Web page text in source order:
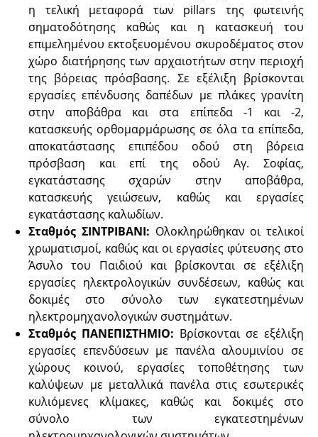
η τελική μεταφορά των pillars της φωτεινής
σηματοδότησης καθώς και η κατασκευή του
επιμελημένου εκτοξευομένου σκυροδέματος στον
χώρο διατήρησης των αρχαιοτήτων στην περιοχή
της βόρειας πρόσβασης. Σε εξέλιξη βρίσκονται
εργασίες επένδυσης δαπέδων με πλάκες γρανίτη
στην αποβάθρα και στα επίπεδα -1 και -2,
κατασκευής ορθομαρμάρωσης σε όλα τα επίπεδα,
αποκατάστασης επιπέδου οδού στη βόρεια
πρόσβαση και επί της οδού Αγ. Σοφίας,
εγκατάστασης σχαρών στην αποβάθρα,
κατασκευής γειώσεων, καθώς και εργασίες
εγκατάστασης καλωδίων.
Σταθμός ΣΙΝΤΡΙΒΑΝΙ: Ολοκληρώθηκαν οι τελικοί
χρωματισμοί, καθώς και οι εργασίες φύτευσης στο
Άσυλο του Παιδιού και βρίσκονται σε εξέλιξη
εργασίες ηλεκτρολογικών συνδέσεων, καθώς και
δοκιμές στο σύνολο των εγκατεστημένων
ηλεκτρομηχανολογικών συστημάτων.
Σταθμός ΠΑΝΕΠΙΣΤΗΜΙΟ: Βρίσκονται σε εξέλιξη
εργασίες επενδύσεων με πανέλα αλουμινίου σε
χώρους κοινού, εργασίες τοποθέτησης των
καλύψεων με μεταλλικά πανέλα στις εσωτερικές
κυλιόμενες κλίμακες, καθώς και δοκιμές στο
σύνολο των εγκατεστημένων